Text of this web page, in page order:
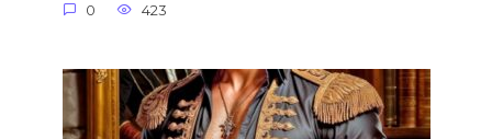
0 423